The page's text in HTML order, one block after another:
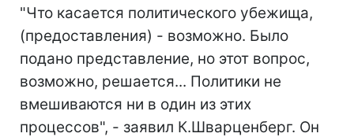
"Что касается политического убежища,
(предоставления) - возможно. Было
подано представление, но этот вопрос,
возможно, решается... Политики не
вмешиваются ни в один из этих
процессов", - заявил К.Шварценберг. Он